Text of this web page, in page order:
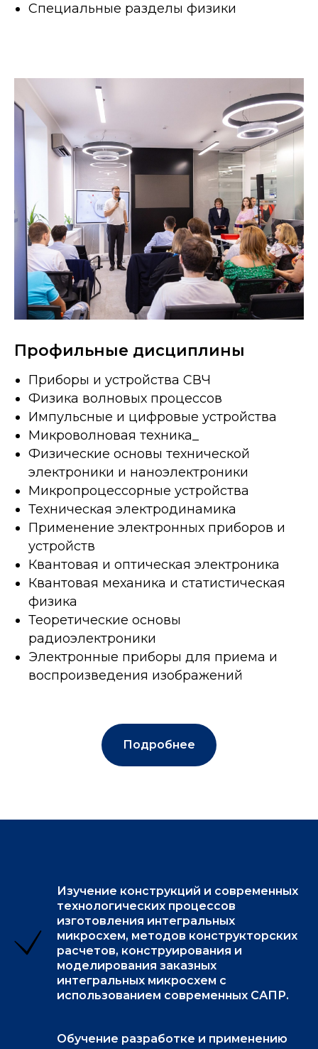
Специальные разделы физики
Профильные дисциплины
Приборы и устройства СВЧ
Физика волновых процессов
Импульсные и цифровые устройства
Микроволновая техника_
Физические основы технической
электроники и наноэлектроники
Микропроцессорные устройства
Техническая электродинамика
Применение электронных приборов и
устройств
Квантовая и оптическая электроника
Квантовая механика и статистическая
физика
Теоретические основы
радиоэлектроники
Электронные приборы для приема и
воспроизведения изображений
Подробнее
Изучение конструкций и современных
технологических процессов
изготовления интегральных
микросхем, методов конструкторских
расчетов, конструирования и
моделирования заказных
интегральных микросхем с
использованием современных САПР.
Обучение разработке и применению